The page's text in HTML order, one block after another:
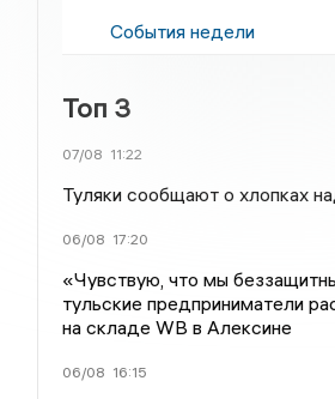
События недели
Топ 3
07/08 11:22
Туляки сообщают о хлопках
06/08 17:20
«Чувствую, что мы
тульские предприниматели
на складе WB в Алексине
06/08 16:15